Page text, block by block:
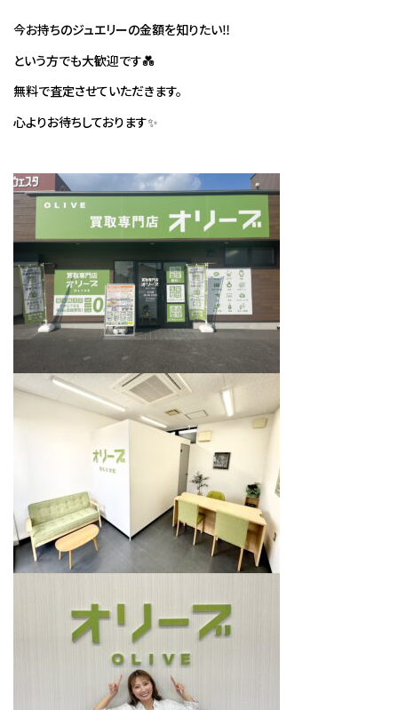
今お持ちのジュエリーの金額を知りたい‼
という方でも大歓迎です💑
無料で査定させていただきます。
心よりお待ちしております✨